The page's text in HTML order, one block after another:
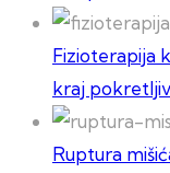
Fizioterapija
kraj
Ruptura